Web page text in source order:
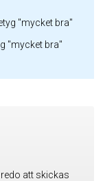
"mycket bra"
"mycket bra"
att skickas